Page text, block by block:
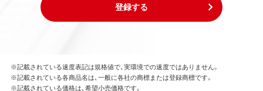
登録する
※記載されている速度表記は規格値で、実環境での速度ではありません。
※記載されている各商品名は、一般に各社の商標または登録商標です。
※記載されている価格は、希望小売価格です。